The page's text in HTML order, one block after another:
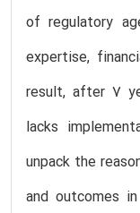
of regulatory
expertise,
result, after 7
lacks
unpack the
and outcomes